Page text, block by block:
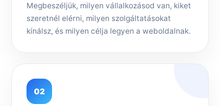
Megbeszéljük, milyen vállalkozásod van, kiket
szeretnél elérni, milyen szolgáltatásokat
kínálsz, és milyen célja legyen a weboldalnak.
02